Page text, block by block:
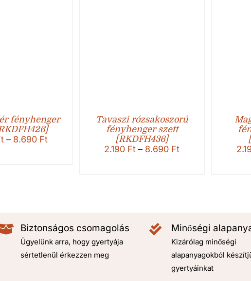
fényhenger
– 8.690 FtÁrtartomány:
Tavaszi rózsakoszorú
fényhenger szett
[RKDFH436]
2.190 Ft – 8.690 FtÁrtartomány:
Biztonságos csomagolás
Ügyelünk arra, hogy gyertyája
sértetlenül érkezzen meg
Minőségi
Kizárólag minőségi
alapanyagokból
gyertyáinkat